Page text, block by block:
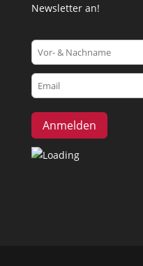
Newsletter an!